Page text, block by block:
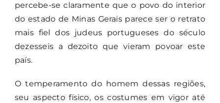
percebe-se claramente que o povo do interior
do estado de Minas Gerais parece ser o retrato
mais fiel dos judeus portugueses do século
dezesseis a dezoito que vieram povoar este
país.
O temperamento do homem dessas regiões,
seu aspecto físico, os costumes em vigor até